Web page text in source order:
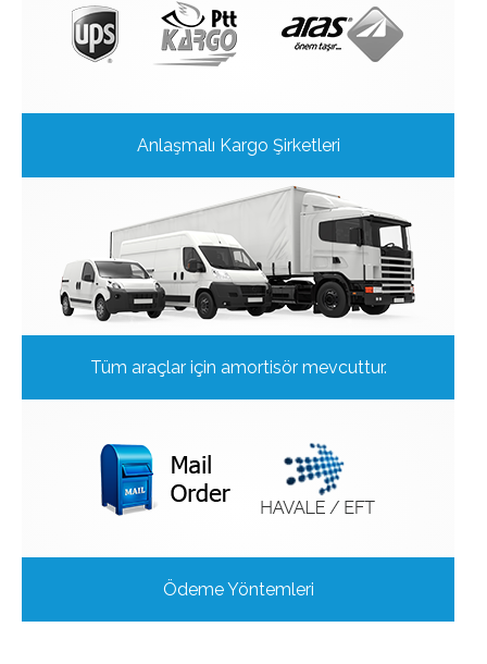
Anlaşmalı Kargo Şirketleri
Tüm araçlar için amortisör mevcuttur.
Ödeme Yöntemleri